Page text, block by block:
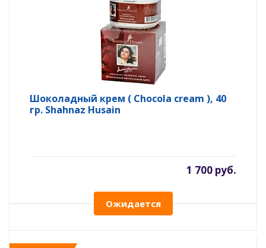
Шоколадный крем ( Chocola cream ), 40
гр. Shahnaz Husain
1 700 руб.
Ожидается